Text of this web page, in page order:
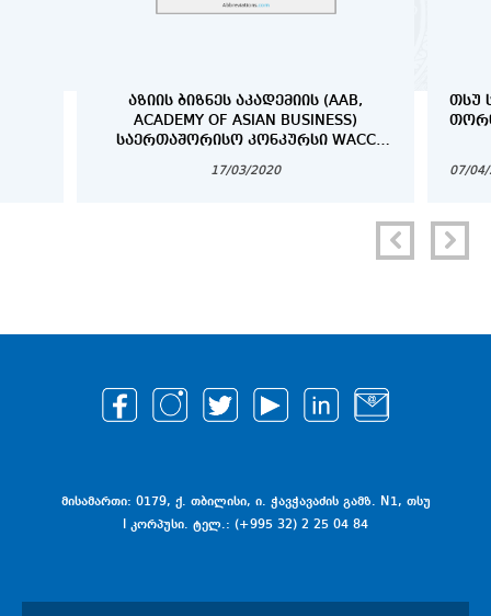
ᲐᲖᲘᲘᲡ ᲑᲘᲖᲜᲔᲡ ᲐᲙᲐᲓᲔᲛᲘᲘᲡ (AAB,
ACADEMY OF ASIAN BUSINESS)
ᲡᲐᲔᲠᲗᲐᲨᲝᲠᲘᲡᲝ ᲙᲝᲜᲙᲣᲠᲡᲘ WACC
COMPETITION)
17/03/2020
ᲗᲡᲣ
07/
მისამართი: 0179, ქ. თბილისი, ი. ჭავჭავაძის გამზ. N1, თსუ
I კორპუსი. ტელ.: (+995 32) 2 25 04 84